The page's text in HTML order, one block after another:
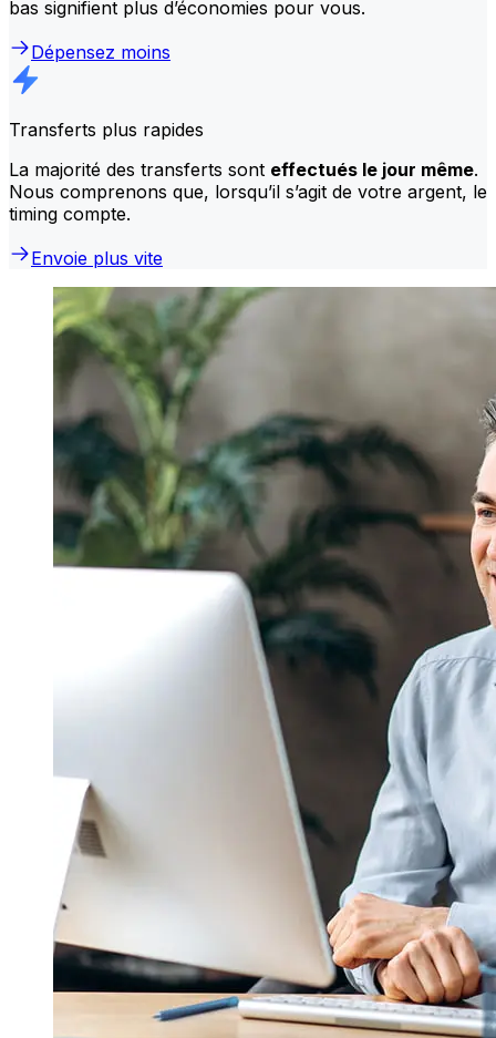
bas signifient plus d’économies pour vous.
Dépensez moins
Transferts plus rapides
La majorité des transferts sont effectués le jour même.
Nous comprenons que, lorsqu’il s’agit de votre argent, le
timing compte.
Envoie plus vite